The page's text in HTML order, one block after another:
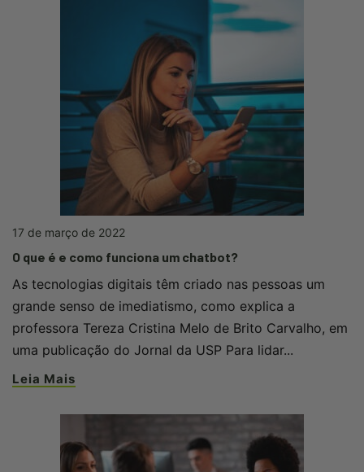
17 de março de 2022
O que é e como funciona um chatbot?
As tecnologias digitais têm criado nas pessoas um
grande senso de imediatismo, como explica a
professora Tereza Cristina Melo de Brito Carvalho, em
uma publicação do Jornal da USP Para lidar...
Leia Mais